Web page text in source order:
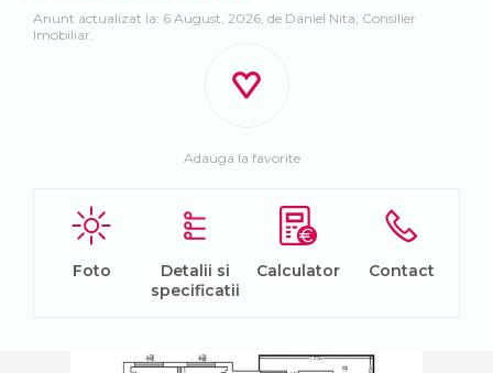
Anunt actualizat la: 6 August, 2026, de Daniel Nita, Consilier
Imobiliar.
Adauga la favorite
Foto
Detalii si
specificatii
Calculator Contact